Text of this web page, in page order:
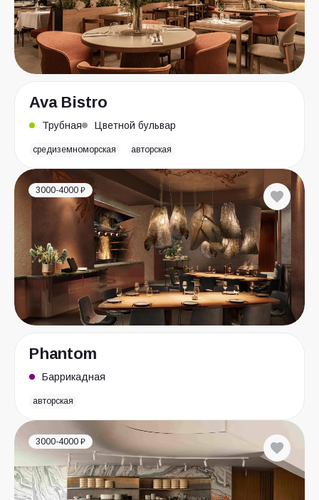
Ava Bistro
Трубная Цветной бульвар
средиземноморская авторская
3000-4000 ₽
Phantom
Баррикадная
авторская
3000-4000 ₽